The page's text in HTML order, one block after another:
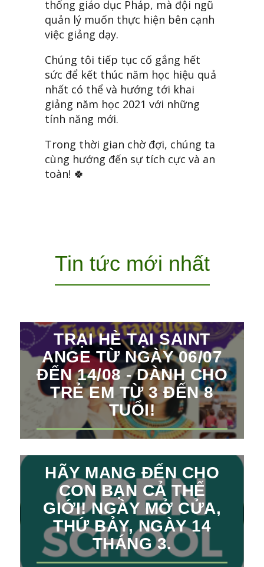
thống giáo dục Pháp, mà đội ngũ
quản lý muốn thực hiện bên cạnh
việc giảng dạy.
Chúng tôi tiếp tục cố gắng hết
sức để kết thúc năm học hiệu quả
nhất có thể và hướng tới khai
giảng năm học 2021 với những
tính năng mới.
Trong thời gian chờ đợi, chúng ta
cùng hướng đến sự tích cực và an
toàn! 🍀
Tin tức mới nhất
TRẠI HÈ TẠI SAINT
ANGE TỪ NGÀY 06/07
ĐẾN 14/08 - DÀNH CHO
TRẺ EM TỪ 3 ĐẾN 8
TUỔI!
HÃY MANG ĐẾN CHO
CON BẠN CẢ THẾ
GIỚI! NGÀY MỞ CỬA,
THỨ BẢY, NGÀY 14
THÁNG 3.